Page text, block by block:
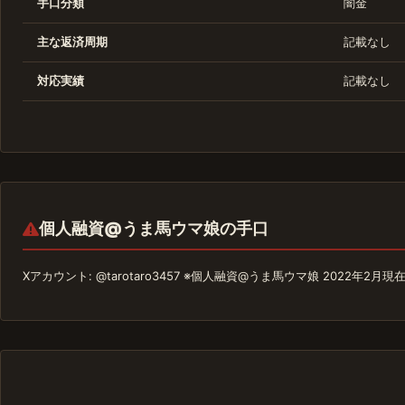
主な返済周期 記載なし
対応実績 記載なし
個人融資@うま馬ウマ娘の手口
Xアカウント: @tarotaro3457 ※個人融資@うま馬ウマ娘 2022年2月現在